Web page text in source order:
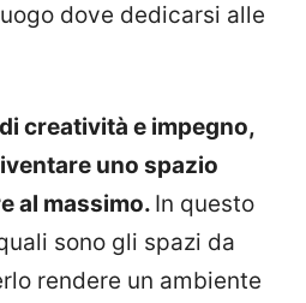
dove dedicarsi alle
creatività e impegno,
uno spazio
al massimo. In questo
sono gli spazi da
rendere un ambiente